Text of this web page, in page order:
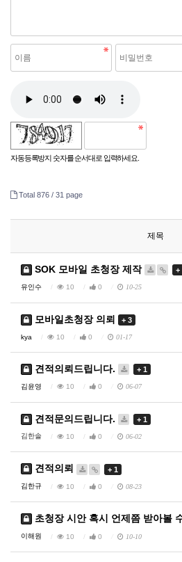
자동등록방지 숫자를 순서대로 입력하세요.
Total 876 / 31 page
제목
SOK 모바일 초청장 제작 +
유인수 10 0 10-25
모바일초청장 의뢰 + 3
kya 10 0 01-17
견적의뢰드립니다. + 1
김윤영 10 0 06-07
견적문의드립니다. + 1
김한솔 10 0 06-02
견적의뢰 + 1
김한규 10 0 08-23
초청장 시안 혹시 언제쯤 받아볼
이해원 10 0 10-10